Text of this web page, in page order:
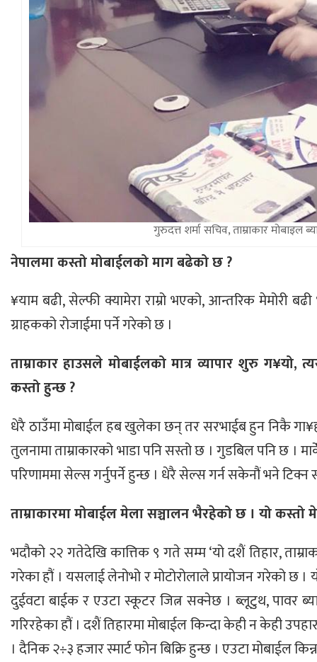
गुरुदत्त शर्मा सचिव, ताम्राकार
नेपालमा कस्तो मोबाईलको माग बढेको छ ?
¥याम बढी, सेल्फी क्यामेरा राम्रो भएको, आन्तरिक मेमोरी
ग्राहकको रोजाईमा पर्ने गरेको छ ।
ताम्राकार हाउसले मोबाईलको मात्र व्यापार शुरु ग¥यो,
कस्तो हुन्छ ?
धेरै ठाउँमा मोबाईल हब खुलेका छन् तर सरभाईब हुन निकै
तुलनामा ताम्राकारको भाडा पनि सस्तो छ । गुडबिल पनि छ ।
परिणाममा सेल्स गर्नुपर्ने हुन्छ । धेरै सेल्स गर्न सकेनौं भने टिक्न
ताम्राकारमा मोबाईल मेला सञ्चालन भैरहेको छ । यो कस्तो
भदौको २२ गतेदेखि कात्तिक ९ गते सम्म ‘यो दशैं तिहार,
गरेका हौं । यसलाई लेनोभो र मोटोरोलाले प्रायोजन गरेको छ ।
दुईवटा बाईक र एउटा स्कूटर जित्न सक्नेछ । ब्लूटुथ, पावर
गरिरहेका हौं । दशैं तिहारमा मोबाईल किन्दा केही न केही
। दैनिक २÷३ हजार स्मार्ट फोन बिक्रि हुन्छ । एउटा मोबाईल